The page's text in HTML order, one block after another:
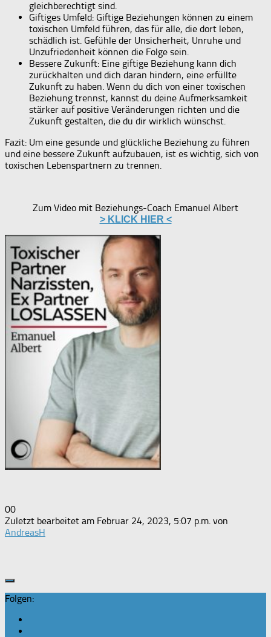
gleichberechtigt sind.
Giftiges Umfeld: Giftige Beziehungen können zu einem
toxischen Umfeld führen, das für alle, die dort leben,
schädlich ist. Gefühle der Unsicherheit, Unruhe und
Unzufriedenheit können die Folge sein.
Bessere Zukunft: Eine giftige Beziehung kann dich
zurückhalten und dich daran hindern, eine erfüllte
Zukunft zu haben. Wenn du dich von einer toxischen
Beziehung trennst, kannst du deine Aufmerksamkeit
stärker auf positive Veränderungen richten und die
Zukunft gestalten, die du dir wirklich wünschst.
Fazit: Um eine gesunde und glückliche Beziehung zu führen
und eine bessere Zukunft aufzubauen, ist es wichtig, sich von
toxischen Lebenspartnern zu trennen.
Zum Video mit Beziehungs-Coach Emanuel Albert
> KLICK HIER <
Anklicken
für
Daumen
0Anklicken
für
Daumen
0
Zuletzt bearbeitet am Februar 24, 2023, 5:07 p.m. von
AndreasH
Folgen: